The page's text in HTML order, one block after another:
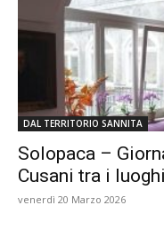
DAL TERRITORIO SANNITA
Solopaca –
Cusani tra i
venerdì 20 Marzo 2026